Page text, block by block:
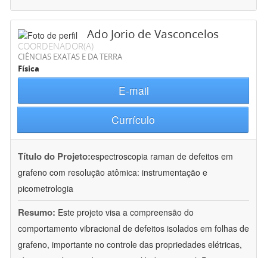
Ado Jorio de Vasconcelos
COORDENADOR(A)
CIÊNCIAS EXATAS E DA TERRA
Física
E-mail
Currículo
Título do Projeto:espectroscopia raman de defeitos em
grafeno com resolução atômica: instrumentação e
picometrologia
Resumo: Este projeto visa a compreensão do
comportamento vibracional de defeitos isolados em folhas de
grafeno, importante no controle das propriedades elétricas,